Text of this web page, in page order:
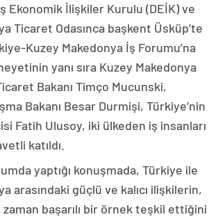
Ekonomik İlişkiler Kurulu (DEİK) ve
Ticaret Odasınca başkent Üsküp’te
Kuzey Makedonya İş Forumu’na
yanı sıra Kuzey Makedonya
Bakanı Timço Mucunski,
Bakanı Besar Durmişi, Türkiye’nin
Fatih Ulusoy, iki ülkeden iş insanları
katıldı.
yaptığı konuşmada, Türkiye ile
arasındaki güçlü ve kalıcı ilişkilerin,
zaman başarılı bir örnek teşkil ettiğini